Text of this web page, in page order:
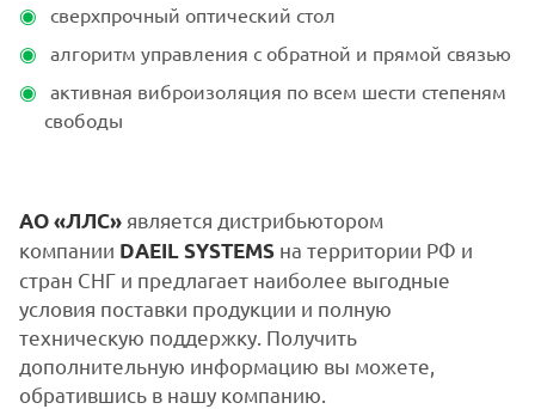
сверхпрочный оптический стол
алгоритм управления с обратной и прямой связью
активная виброизоляция по всем шести степеням
свободы
АО «ЛЛС» является дистрибьютором
компании DAEIL SYSTEMS на территории РФ и
стран СНГ и предлагает наиболее выгодные
условия поставки продукции и полную
техническую поддержку. Получить
дополнительную информацию вы можете,
обратившись в нашу компанию.